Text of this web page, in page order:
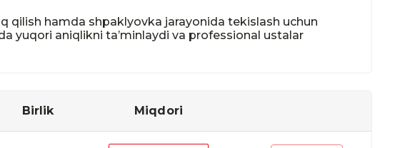
qilish hamda shpaklyovka jarayonida tekislash uchun
yuqori aniqlikni ta’minlaydi va professional ustalar
Birlik Miqdori